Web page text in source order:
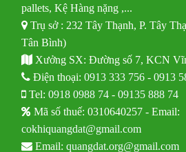
pallets, Kệ Hàng nặng ,...
Trụ sở : 232 Tây Thạnh, P. Tây
Tân Bình)
Xưởng SX: Đường số 7, KCN
Điện thoại:0913 333 756 -0913
Tel:0918 0988 74 -09135 888 74
Mã số thuế: 0310640257 - Email:
cokhiquangdat@gmail.com
Email:quangdat.org@gmail.com